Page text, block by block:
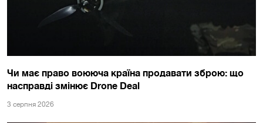
Чи має право воююча країна продавати зброю: що
насправді змінює Drone Deal
3 серпня 2026